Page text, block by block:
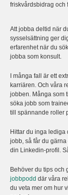
friskvårdsbidrag och
Att jobba deltid när
sysselsättning ger
erfarenhet när du
jobba som konsult.
I många fall är ett
karriären. Och våra
jobben. Många som
söka jobb som
till spännande roller
Hittar du inga
jobb, så får du gärna
din Linkedin-profil.
Behöver du tips och
jobbpodd där våra
du veta mer om hur